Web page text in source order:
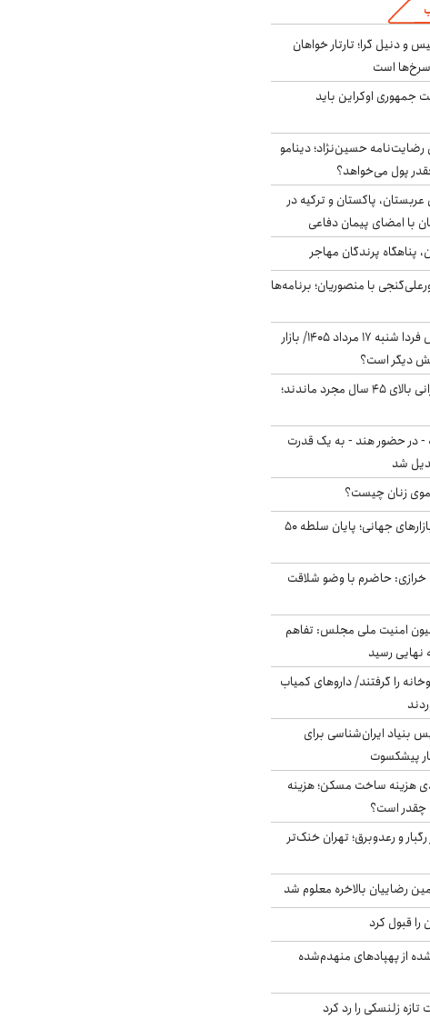
و دنیل گرا؛ تارتار خواهان
است
جمهوری اوکراین باید
رضایت‌نامه حسین‌نژاد؛ دینامو
پول می‌خواهد؟
عربستان، پاکستان و ترکیه در
با امضای پیمان دفاعی
پناهگاه پرندگان مهاجر
با منصوریان؛ برنامه‌ها
پیش‌بینی بورس فردا شنبه ۱۷ مرداد ۱۴۰۵/ بازار
دیگر است؟
چند میلیون ایرانی بالای ۴۵ سال مجرد ماندند؛
- در حضور هند - به یک قدرت
شد
زنان چیست؟
شوک ایران به بازارهای جهانی؛ پایان سلطه ۵۰
خرازی: حاضرم با وضو شلاقت
امنیت ملی مجلس: تفاهم
نهایی رسید
را گرفتند/ داروهای کمیاب
بنیاد ایران‌شناسی برای
پیشکسوت
درصدی هزینه ساخت مسکن؛ هزینه
چقدر است؟
و رعدوبرق؛ تهران خنک‌تر
رضاییان بالاخره معلوم شد
را قبول کرد
از پهپادهای منهدم‌شده
زلنسکی را رد کرد